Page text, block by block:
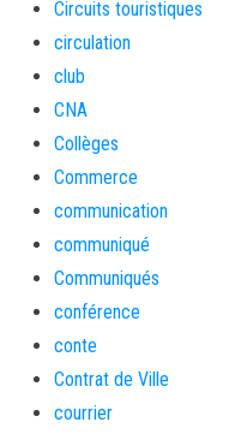
Circuits touristiques
circulation
club
CNA
Collèges
Commerce
communication
communiqué
Communiqués
conférence
conte
Contrat de Ville
courrier